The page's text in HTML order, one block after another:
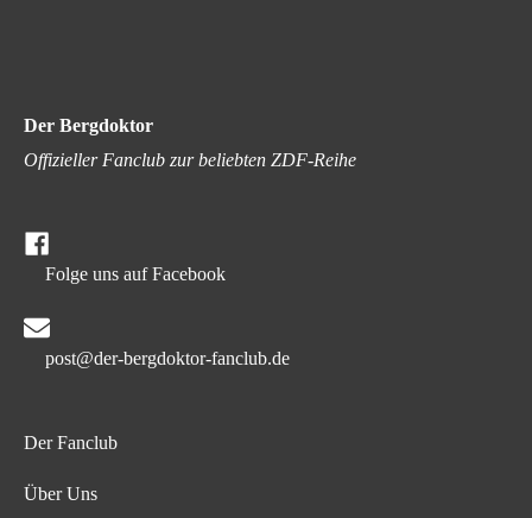
Der Bergdoktor
Offizieller Fanclub zur beliebten ZDF-Reihe
Folge uns auf Facebook
post@der-bergdoktor-fanclub.de
Der Fanclub
Über Uns